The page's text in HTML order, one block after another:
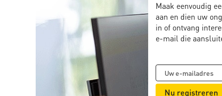
Maak eenvoudig
aan en dien uw
in of ontvang
e-mail die